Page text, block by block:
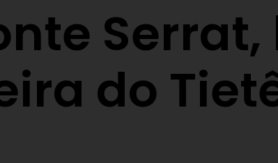
do